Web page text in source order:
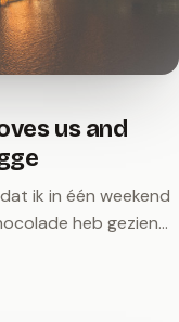
us and
ik in één weekend
heb gezien...